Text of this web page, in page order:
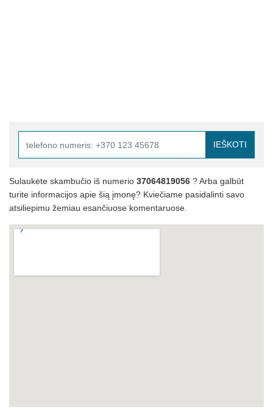
IEŠKOTI
Sulaukėte skambučio iš numerio 37064819056 ? Arba galbūt
turite informacijos apie šią įmonę? Kviečiame pasidalinti savo
atsiliepimu žemiau esančiuose komentaruose.